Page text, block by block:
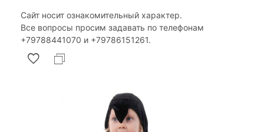
Сайт носит ознакомительный характер.
Все вопросы просим задавать по телефонам
‎+79788441070 и ‎+79786151261.